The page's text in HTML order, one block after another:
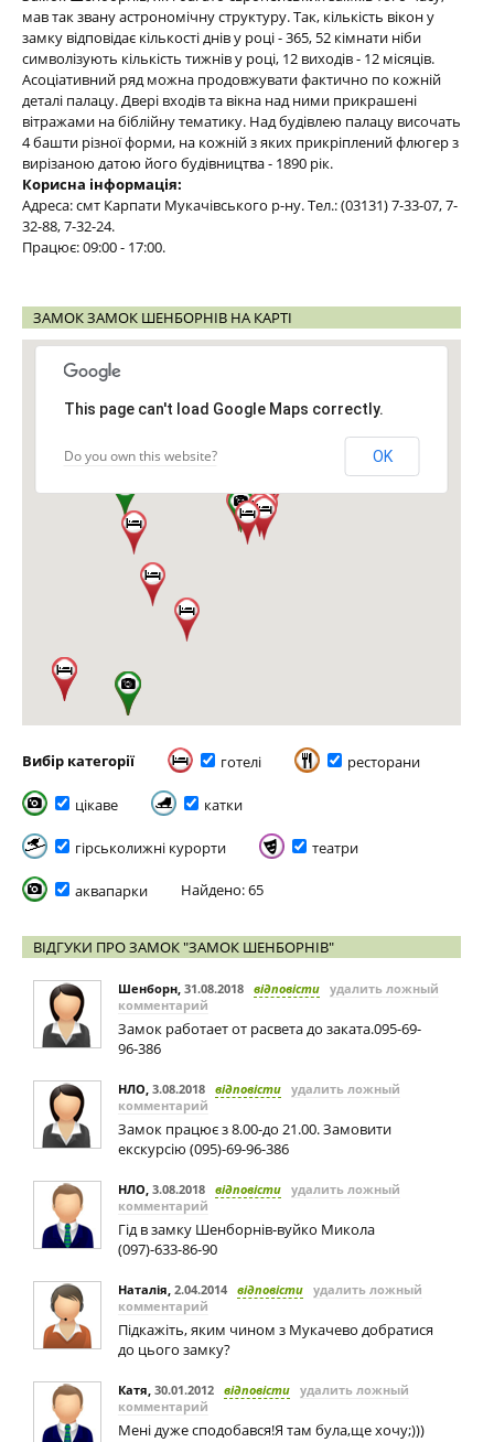
мав так звану астрономічну структуру. Так, кількість вікон у
замку відповідає кількості днів у році - 365, 52 кімнати ніби
символізують кількість тижнів у році, 12 виходів - 12 місяців.
Асоціативний ряд можна продовжувати фактично по кожній
деталі палацу. Двері входів та вікна над ними прикрашені
вітражами на біблійну тематику. Над будівлею палацу височать
4 башти різної форми, на кожній з яких прикріплений флюгер з
вирізаною датою його будівництва - 1890 рік.
Корисна інформація:
Адреса: смт Карпати Мукачівського р-ну. Тел.: (03131) 7-33-07, 7-
32-88, 7-32-24.
Працює: 09:00 - 17:00.
ЗАМОК ЗАМОК ШЕНБОРНІВ НА КАРТІ
This page can't load Google Maps correctly.
Do you own this website? OK
Вибір категорії готелі ресторани
цікаве катки
гірськолижні курорти театри
аквапарки Найдено: 65
ВІДГУКИ ПРО ЗАМОК "ЗАМОК ШЕНБОРНІВ"
Шенборн, 31.08.2018 відповісти удалить ложный
комментарий
Замок работает от расвета до заката.095-69-
96-386
НЛО, 3.08.2018 відповісти удалить ложный
комментарий
Замок працює з 8.00-до 21.00. Замовити
екскурсію (095)-69-96-386
НЛО, 3.08.2018 відповісти удалить ложный
комментарий
Гід в замку Шенборнів-вуйко Микола
(097)-633-86-90
Наталія, 2.04.2014 відповісти удалить ложный
комментарий
Підкажіть, яким чином з Мукачево добратися
до цього замку?
Катя, 30.01.2012 відповісти удалить ложный
комментарий
Мені дуже сподобався!Я там була,ще хочу;)))